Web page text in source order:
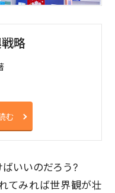
略
む
いいのだろう?
てみれば世界観が壮